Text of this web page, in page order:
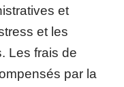
et
et les
Les frais de
par la